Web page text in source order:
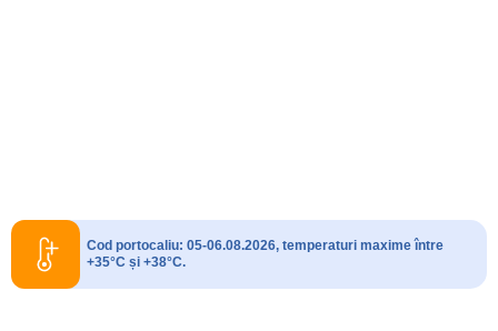
Cod portocaliu: 05-06.08.2026, temperaturi maxime între
+35°C și +38°C.